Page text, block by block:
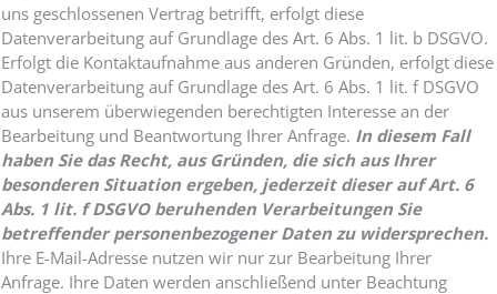
uns geschlossenen Vertrag betrifft, erfolgt diese
Datenverarbeitung auf Grundlage des Art. 6 Abs. 1 lit. b DSGVO.
Erfolgt die Kontaktaufnahme aus anderen Gründen, erfolgt diese
Datenverarbeitung auf Grundlage des Art. 6 Abs. 1 lit. f DSGVO
aus unserem überwiegenden berechtigten Interesse an der
Bearbeitung und Beantwortung Ihrer Anfrage. In diesem Fall
haben Sie das Recht, aus Gründen, die sich aus Ihrer
besonderen Situation ergeben, jederzeit dieser auf Art. 6
Abs. 1 lit. f DSGVO beruhenden Verarbeitungen Sie
betreffender personenbezogener Daten zu widersprechen.
Ihre E-Mail-Adresse nutzen wir nur zur Bearbeitung Ihrer
Anfrage. Ihre Daten werden anschließend unter Beachtung